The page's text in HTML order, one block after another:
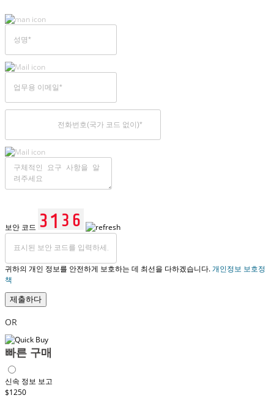
보안 코드
귀하의 개인 정보를 안전하게 보호하는 데 최선을 다하겠습니다.개인정보 보호정
책
제출하다
OR
빠른 구매
신속 정보 보고
$1250